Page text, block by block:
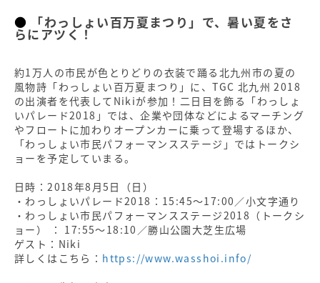
「わっしょい百万夏まつり」で、暑い夏をさ
らにアツく！
約1万人の市民が色とりどりの衣装で踊る北九州市の夏の
風物詩「わっしょい百万夏まつり」に、TGC 北九州 2018
の出演者を代表してNikiが参加！二日目を飾る「わっしょ
いパレード2018」では、企業や団体などによるマーチング
やフロートに加わりオープンカーに乗って登場するほか、
「わっしょい市民パフォーマンスステージ」ではトークシ
ョーを予定していまる。
日時：2018年8月5日（日）
・わっしょいパレード2018：15:45～17:00／小文字通り
・わっしょい市民パフォーマンスステージ2018（トークシ
ョー） ： 17:55～18:10／勝山公園大芝生広場
ゲスト：Niki
詳しくはこちら： https://www.wasshoi.info/